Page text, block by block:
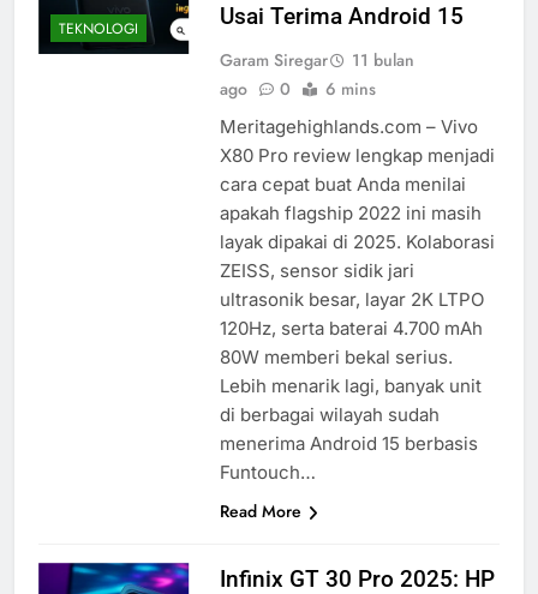
TEKNOLOGI
Usai Terima Android 15
Garam Siregar
11 bulan
ago
0 6 mins
Meritagehighlands.com – Vivo
X80 Pro review lengkap menjadi
cara cepat buat Anda menilai
apakah flagship 2022 ini masih
layak dipakai di 2025. Kolaborasi
ZEISS, sensor sidik jari
ultrasonik besar, layar 2K LTPO
120Hz, serta baterai 4.700 mAh
80W memberi bekal serius.
Lebih menarik lagi, banyak unit
di berbagai wilayah sudah
menerima Android 15 berbasis
Funtouch…
Read More
Infinix GT 30 Pro 2025: HP